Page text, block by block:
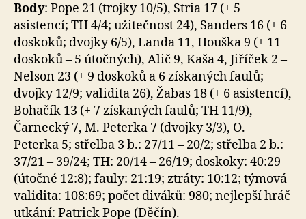
Body: Pope 21 (trojky 10/5), Stria 17 (+ 5
asistencí; TH 4/4; užitečnost 24), Sanders 16 (+ 6
doskoků; dvojky 6/5), Landa 11, Houška 9 (+ 11
doskoků – 5 útočných), Alič 9, Kaša 4, Jiříček 2 –
Nelson 23 (+ 9 doskoků a 6 získaných faulů;
dvojky 12/9; validita 26), Žabas 18 (+ 6 asistencí),
Bohačík 13 (+ 7 získaných faulů; TH 11/9),
Čarnecký 7, M. Peterka 7 (dvojky 3/3), O.
Peterka 5; střelba 3 b.: 27/11 – 20/2; střelba 2 b.:
37/21 – 39/24; TH: 20/14 – 26/19; doskoky: 40:29
(útočné 12:8); fauly: 21:19; ztráty: 10:12; týmová
validita: 108:69; počet diváků: 980; nejlepší hráč
utkání: Patrick Pope (Děčín).